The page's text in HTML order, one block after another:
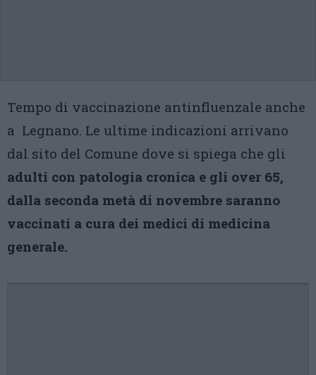
Tempo di vaccinazione antinfluenzale anche
a Legnano. Le ultime indicazioni arrivano
dal sito del Comune dove si spiega che gli
adulti con patologia cronica e gli over 65,
dalla seconda metà di novembre saranno
vaccinati a cura dei medici di medicina
generale.